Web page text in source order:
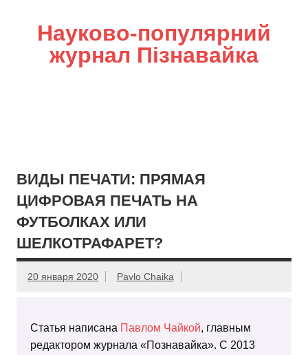
Науково-популярний
журнал Пізнавайка
ВИДЫ ПЕЧАТИ: ПРЯМАЯ
ЦИФРОВАЯ ПЕЧАТЬ НА
ФУТБОЛКАХ ИЛИ
ШЕЛКОТРАФАРЕТ?
20 января 2020 Pavlo Chaika
Статья написана Павлом Чайкой, главным
редактором журнала «Познавайка». С 2013